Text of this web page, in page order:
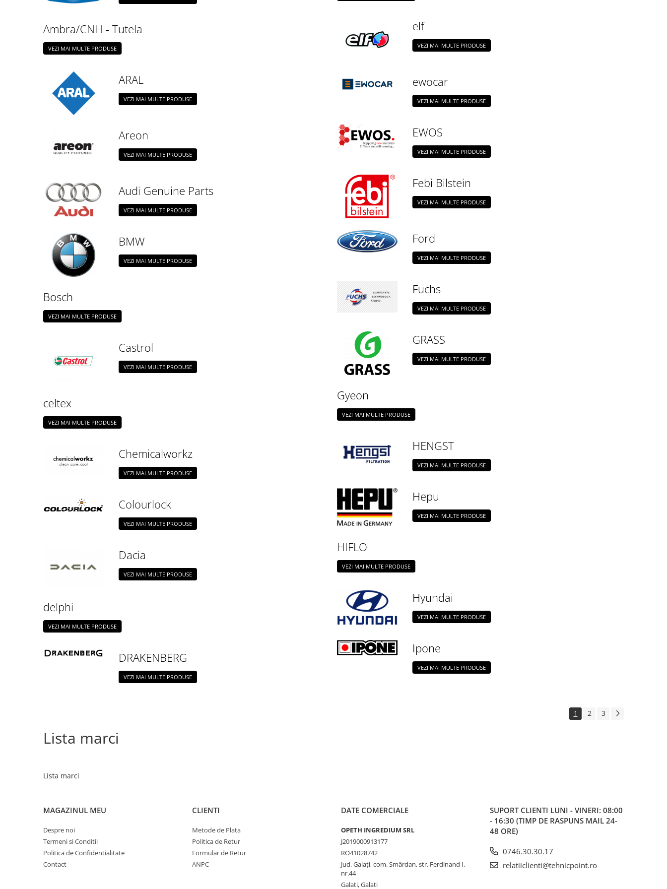
Bord | Plastice Interioare
CEARA | SEALANT | TRATAMENTE
PROTECTIE | COATING CERAMIC
POLISH | SLEFUIRE | BURETI
LAVETE | PROSOAPE
ACCESORII | ECHIPAMENTE |
Ambra/CNH - Tutela
VEZI MAI MULTE PRODUSE
ARAL
VEZI MAI MULTE PRODUSE
Areon
VEZI MAI MULTE PRODUSE
Audi Genuine Parts
VEZI MAI MULTE PRODUSE
BMW
VEZI MAI MULTE PRODUSE
Bosch
VEZI MAI MULTE PRODUSE
Castrol
VEZI MAI MULTE PRODUSE
celtex
VEZI MAI MULTE PRODUSE
Chemicalworkz
VEZI MAI MULTE PRODUSE
Colourlock
VEZI MAI MULTE PRODUSE
Dacia
VEZI MAI MULTE PRODUSE
delphi
VEZI MAI MULTE PRODUSE
DRAKENBERG
VEZI MAI MULTE PRODUSE
elf
VEZI MAI MULTE PRODUSE
ewocar
VEZI MAI MULTE PRODUSE
EWOS
VEZI MAI MULTE PRODUSE
Febi Bilstein
VEZI MAI MULTE PRODUSE
Ford
VEZI MAI MULTE PRODUSE
Fuchs
VEZI MAI MULTE PRODUSE
GRASS
VEZI MAI MULTE PRODUSE
Gyeon
VEZI MAI MULTE PRODUSE
HENGST
VEZI MAI MULTE PRODUSE
Hepu
VEZI MAI MULTE PRODUSE
HIFLO
VEZI MAI MULTE PRODUSE
Hyundai
VEZI MAI MULTE PRODUSE
Ipone
VEZI MAI MULTE PRODUSE
1 2 3
Lista marci
Lista marci
MAGAZINUL MEU
Despre noi
Termeni si Conditii
Politica de Confidentialitate
Contact
CLIENTI
Metode de Plata
Politica de Retur
Formular de Retur
ANPC
DATE COMERCIALE
OPETH INGREDIUM SRL
J2019000913177
RO41028742
Jud. Galaţi, com. Smârdan, str. Ferdinand I,
nr.44
Galati, Galati
SUPORT CLIENTI LUNI - VINERI: 08:00
- 16:30 (TIMP DE RASPUNS MAIL 24-
48 ORE)
0746.30.30.17
relatiiclienti@tehnicpoint.ro